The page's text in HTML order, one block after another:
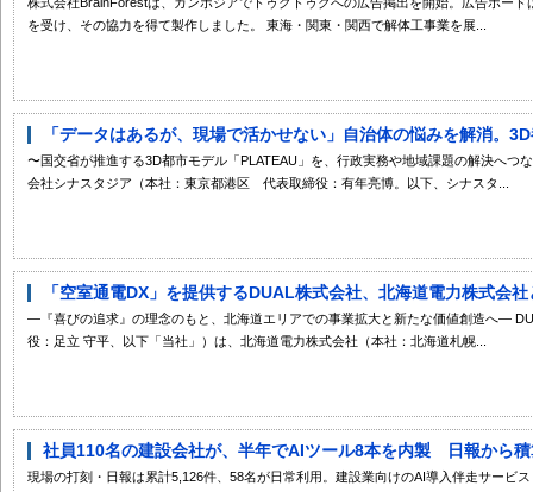
を受け、その協力を得て製作しました。 東海・関東・関西で解体工事業を展...
「データはあるが、現場で活かせない」自治体の悩みを解消。
〜国交省が推進する3D都市モデル「PLATEAU」を、行政実務や地域課題の解決へ
会社シナスタジア（本社：東京都港区 代表取締役：有年亮博。以下、シナスタ...
「空室通電DX」を提供するDUAL株式会社、北海道電力株式会
―『喜びの追求』の理念のもと、北海道エリアでの事業拡大と新たな価値創造へ―
役：足立 守平、以下「当社」）は、北海道電力株式会社（本社：北海道札幌...
社員110名の建設会社が、半年でAIツール8本を内製 日報から
現場の打刻・日報は累計5,126件、58名が日常利用。建設業向けのAI導入伴走サービ